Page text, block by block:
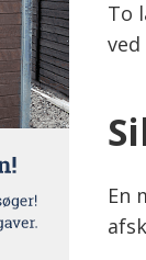
To
ved
En